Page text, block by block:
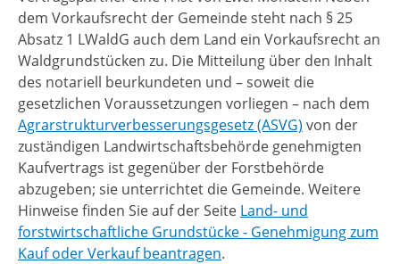
dem Vorkaufsrecht der Gemeinde steht nach § 25
Absatz 1 LWaldG auch dem Land ein Vorkaufsrecht an
Waldgrundstücken zu. Die Mitteilung über den Inhalt
des notariell beurkundeten und – soweit die
gesetzlichen Voraussetzungen vorliegen – nach dem
Agrarstrukturverbesserungsgesetz (ASVG) von der
zuständigen Landwirtschaftsbehörde genehmigten
Kaufvertrags ist gegenüber der Forstbehörde
abzugeben; sie unterrichtet die Gemeinde. Weitere
Hinweise finden Sie auf der Seite Land- und
forstwirtschaftliche Grundstücke - Genehmigung zum
Kauf oder Verkauf beantragen.